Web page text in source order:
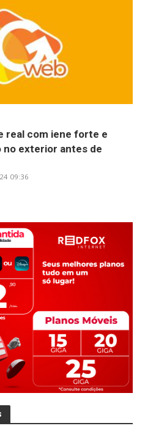
real com iene forte e
no exterior antes de
09:36